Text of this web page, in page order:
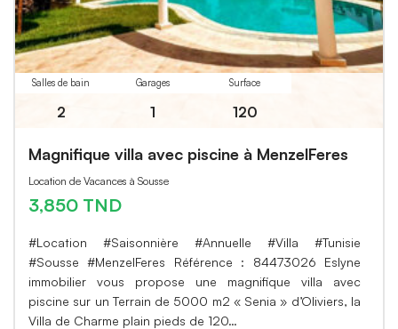
Salles de bain
2
Garages
1
Surface
120
Magnifique villa avec piscine à MenzelFeres
Location de Vacances à Sousse
3,850 TND
#Location #Saisonnière #Annuelle #Villa #Tunisie
#Sousse #MenzelFeres Référence : 84473026 Eslyne
immobilier vous propose une magnifique villa avec
piscine sur un Terrain de 5000 m2 « Senia » d’Oliviers, la
Villa de Charme plain pieds de 120…